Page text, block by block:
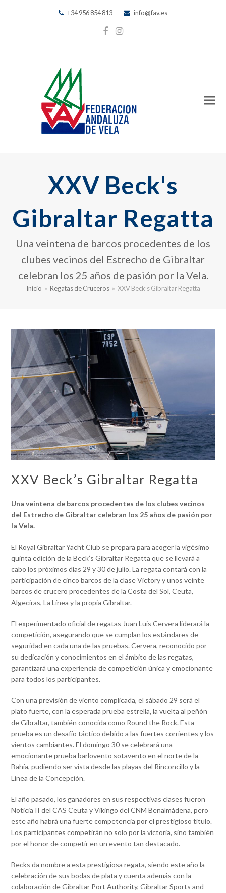
+34 956 854 813 info@fav.es
Facebook
Instagram
XXV Beck's
Gibraltar Regatta
Una veintena de barcos procedentes de los
clubes vecinos del Estrecho de Gibraltar
celebran los 25 años de pasión por la Vela.
Inicio » Regatas de Cruceros » XXV Beck’s Gibraltar Regatta
XXV Beck’s Gibraltar Regatta
Una veintena de barcos procedentes de los clubes vecinos
del Estrecho de Gibraltar celebran los 25 años de pasión por
la Vela.
El Royal Gibraltar Yacht Club se prepara para acoger la vigésimo
quinta edición de la Beck’s Gibraltar Regatta que se llevará a
cabo los próximos días 29 y 30 de julio. La regata contará con la
participación de cinco barcos de la clase Victory y unos veinte
barcos de crucero procedentes de la Costa del Sol, Ceuta,
Algeciras, La Línea y la propia Gibraltar.
El experimentado oficial de regatas Juan Luis Cervera liderará la
competición, asegurando que se cumplan los estándares de
seguridad en cada una de las pruebas. Cervera, reconocido por
su dedicación y conocimientos en el ámbito de las regatas,
garantizará una experiencia de competición única y emocionante
para todos los participantes.
Con una previsión de viento complicada, el sábado 29 será el
plato fuerte, con la esperada prueba estrella, la vuelta al peñón
de Gibraltar, también conocida como Round the Rock. Esta
prueba es un desafío táctico debido a las fuertes corrientes y los
vientos cambiantes. El domingo 30 se celebrará una
emocionante prueba barlovento sotavento en el norte de la
Bahía, pudiendo ser vista desde las playas del Rinconcillo y la
Línea de la Concepción.
El año pasado, los ganadores en sus respectivas clases fueron
Noticia II del CAS Ceuta y Vikingo del CNM Benalmádena, pero
este año habrá una fuerte competencia por el prestigioso título.
Los participantes competirán no solo por la victoria, sino también
por el honor de competir en un evento tan destacado.
Becks da nombre a esta prestigiosa regata, siendo este año la
celebración de sus bodas de plata y cuenta además con la
colaboración de Gibraltar Port Authority, Gibraltar Sports and